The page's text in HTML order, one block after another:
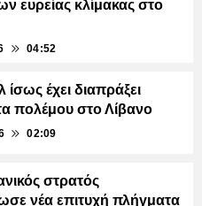
ευρείας κλίμακας στο
04:52
ίσως έχει διαπράξει
πολέμου στο Λίβανο
02:09
στρατός
νέα επιτυχή πλήγματα